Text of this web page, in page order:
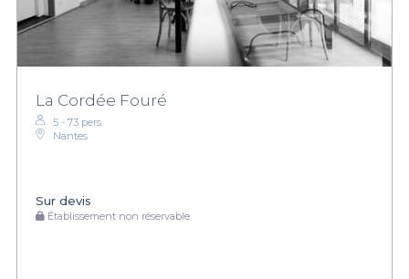
La Cordée Fouré
5 - 73 pers.
Nantes
Sur devis
Établissement non réservable